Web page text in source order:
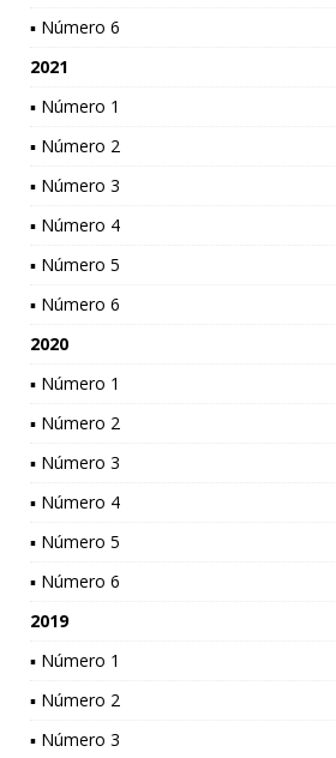
▪ Número 6
2021
▪ Número 1
▪ Número 2
▪ Número 3
▪ Número 4
▪ Número 5
▪ Número 6
2020
▪ Número 1
▪ Número 2
▪ Número 3
▪ Número 4
▪ Número 5
▪ Número 6
2019
▪ Número 1
▪ Número 2
▪ Número 3